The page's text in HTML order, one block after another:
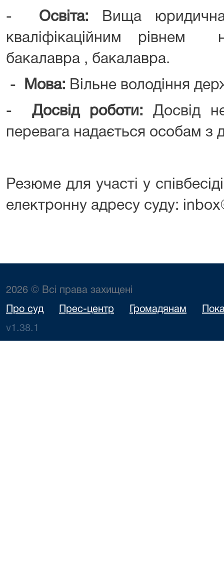
- Освіта: Вища юридична
кваліфікаційним
бакалавра , бакалавра.
-
Мова: Вільне володіння
- Досвід роботи: Досвід
перевага надається особам з
Резюме для участі у
електронну адресу суду:
2026 © Всі права захищені
Про суд Прес-центр Громадянам
v1.38.1